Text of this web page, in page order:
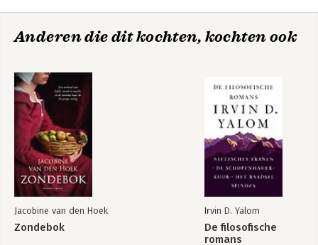
Anderen die dit kochten, kochten ook
Jacobine van den Hoek
Zondebok
Irvin D. Yalom
De filosofische
romans